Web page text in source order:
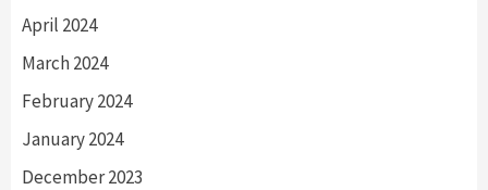
April 2024
March 2024
February 2024
January 2024
December 2023